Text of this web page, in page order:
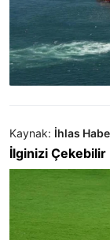
Kaynak: İhlas